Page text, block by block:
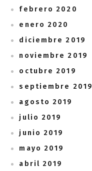
febrero 2020
enero 2020
diciembre 2019
noviembre 2019
octubre 2019
septiembre 2019
agosto 2019
julio 2019
junio 2019
mayo 2019
abril 2019